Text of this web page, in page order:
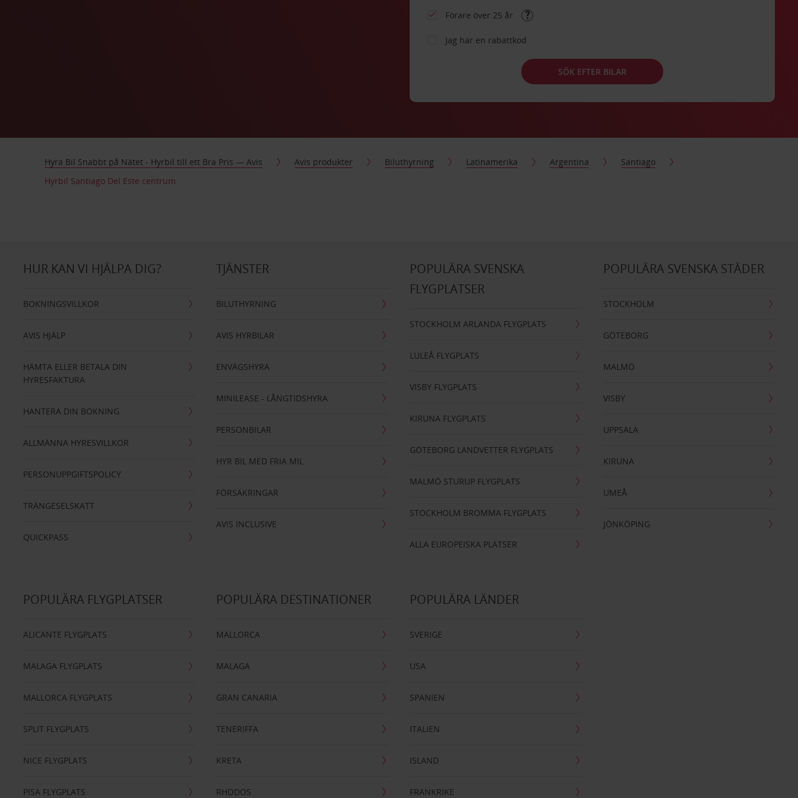
Förare över 25 år
Jag har en rabattkod
SÖK EFTER BILAR
Hyra Bil Snabbt på Nätet - Hyrbil till ett Bra Pris — Avis Avis produkter Biluthyrning Latinamerika Argentina
Santiago
Hyrbil Santiago Del Este centrum
HUR KAN VI HJÄLPA DIG?
BOKNINGSVILLKOR
AVIS HJÄLP
HÄMTA ELLER BETALA DIN
HYRESFAKTURA
HANTERA DIN BOKNING
ALLMÄNNA HYRESVILLKOR
PERSONUPPGIFTSPOLICY
TRÄNGESELSKATT
QUICKPASS
TJÄNSTER
BILUTHYRNING
AVIS HYRBILAR
ENVÄGSHYRA
MINILEASE - LÅNGTIDSHYRA
PERSONBILAR
HYR BIL MED FRIA MIL
FÖRSÄKRINGAR
AVIS INCLUSIVE
POPULÄRA SVENSKA
FLYGPLATSER
STOCKHOLM ARLANDA FLYGPLATS
LULEÅ FLYGPLATS
VISBY FLYGPLATS
KIRUNA FLYGPLATS
GÖTEBORG LANDVETTER FLYGPLATS
MALMÖ STURUP FLYGPLATS
STOCKHOLM BROMMA FLYGPLATS
ALLA EUROPEISKA PLATSER
POPULÄRA SVENSKA STÄDER
STOCKHOLM
GÖTEBORG
MALMÖ
VISBY
UPPSALA
KIRUNA
UMEÅ
JÖNKÖPING
POPULÄRA FLYGPLATSER
ALICANTE FLYGPLATS
MALAGA FLYGPLATS
MALLORCA FLYGPLATS
SPLIT FLYGPLATS
NICE FLYGPLATS
PISA FLYGPLATS
POPULÄRA DESTINATIONER
MALLORCA
MALAGA
GRAN CANARIA
TENERIFFA
KRETA
RHODOS
POPULÄRA LÄNDER
SVERIGE
USA
SPANIEN
ITALIEN
ISLAND
FRANKRIKE